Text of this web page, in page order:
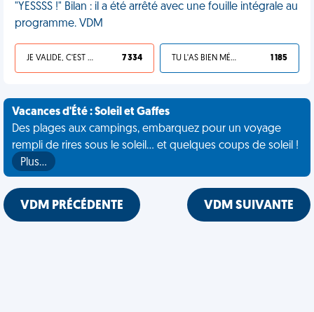
"YESSSS !" Bilan : il a été arrêté avec une fouille intégrale au
programme. VDM
JE VALIDE, C'EST UNE VDM 7 334 TU L'AS BIEN MÉRITÉ 1 185
Vacances d'Été : Soleil et Gaffes
Des plages aux campings, embarquez pour un voyage
rempli de rires sous le soleil... et quelques coups de soleil !
Plus…
VDM PRÉCÉDENTE VDM SUIVANTE